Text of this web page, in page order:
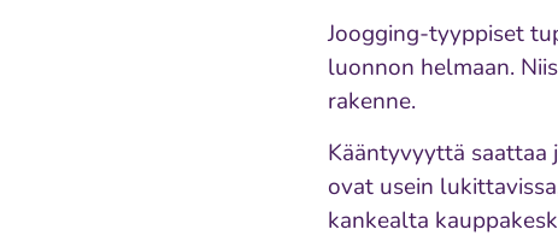
Joogging-tyyppiset
luonnon helmaan.
rakenne.
Kääntyvyyttä saattaa
ovat usein
kankealta